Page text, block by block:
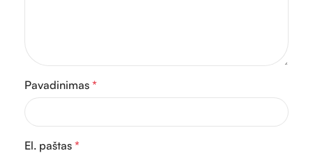
Pavadinimas *
El. paštas *